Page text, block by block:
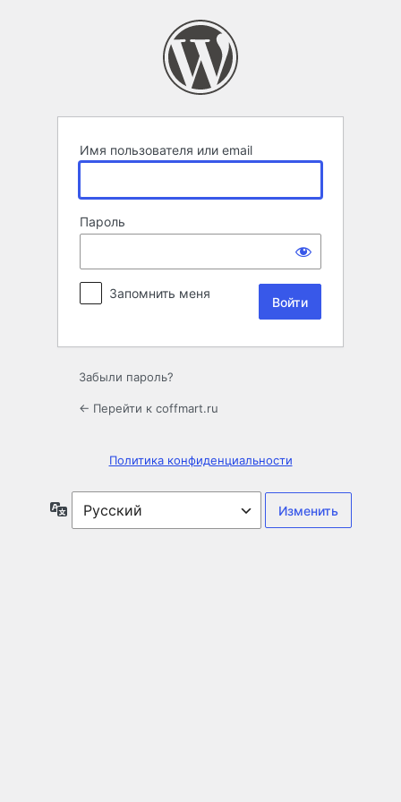
Имя пользователя или email
Пароль
Запомнить меня
Забыли пароль?
← Перейти к coffmart.ru
Политика конфиденциальности
Язык